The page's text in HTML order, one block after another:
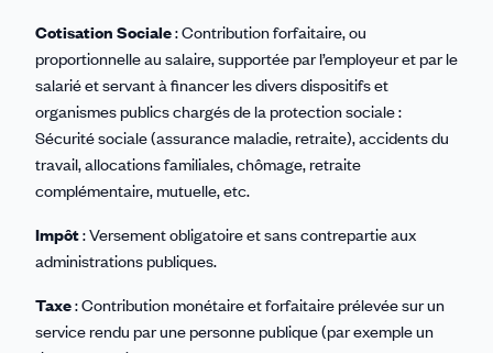
Cotisation Sociale: Contribution forfaitaire, ou
proportionnelle au salaire, supportée par l’employeur et par le
salarié et servant à financer les divers dispositifs et
organismes publics chargés de la protection sociale :
Sécurité sociale (assurance maladie, retraite), accidents du
travail, allocations familiales, chômage, retraite
complémentaire, mutuelle, etc.
Impôt: Versement obligatoire et sans contrepartie aux
administrations publiques.
Taxe: Contribution monétaire et forfaitaire prélevée sur un
service rendu par une personne publique (par exemple un